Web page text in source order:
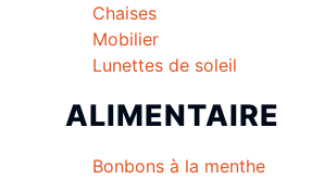
Chaises
Mobilier
Lunettes de soleil
ALIMENTAIRE
Bonbons à la menthe